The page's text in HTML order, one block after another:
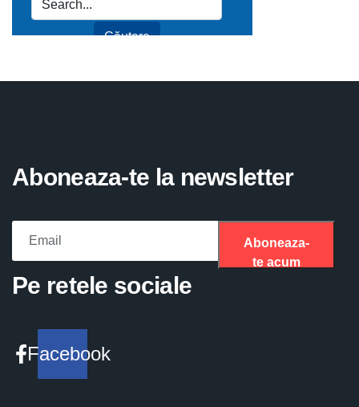
Aboneaza-te la newsletter
Aboneaza-
te acum
Pe retele sociale
Facebook